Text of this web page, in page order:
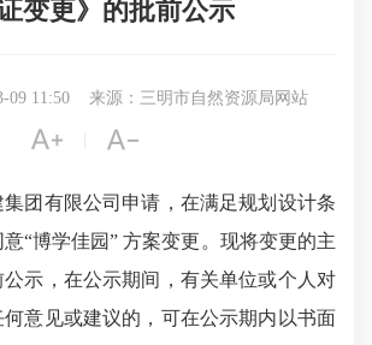
变更》的批前公示
09 11:50 来源：三明市自然资源局网站
 
有限公司申请，在满足规划设计条
“博学佳园” 方案变更。现将变更的主
示，在公示期间，有关单位或个人对
意见或建议的，可在公示期内以书面